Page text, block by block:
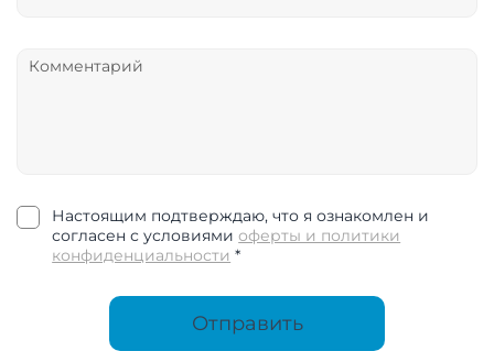
Настоящим подтверждаю, что я ознакомлен и
согласен с условиямиоферты и политики
конфиденциальности *
Отправить